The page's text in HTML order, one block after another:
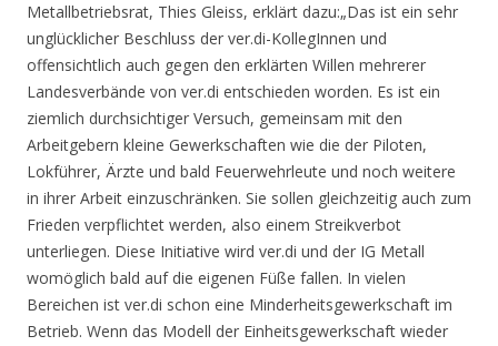
Metallbetriebsrat, Thies Gleiss, erklärt dazu:„Das ist ein sehr
unglücklicher Beschluss der ver.di-KollegInnen und
offensichtlich auch gegen den erklärten Willen mehrerer
Landesverbände von ver.di entschieden worden. Es ist ein
ziemlich durchsichtiger Versuch, gemeinsam mit den
Arbeitgebern kleine Gewerkschaften wie die der Piloten,
Lokführer, Ärzte und bald Feuerwehrleute und noch weitere
in ihrer Arbeit einzuschränken. Sie sollen gleichzeitig auch zum
Frieden verpflichtet werden, also einem Streikverbot
unterliegen. Diese Initiative wird ver.di und der IG Metall
womöglich bald auf die eigenen Füße fallen. In vielen
Bereichen ist ver.di schon eine Minderheitsgewerkschaft im
Betrieb. Wenn das Modell der Einheitsgewerkschaft wieder